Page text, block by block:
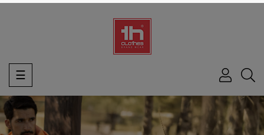
Toggle
navigation
☰